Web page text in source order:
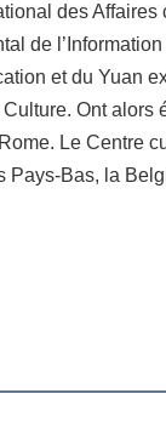
des
de
et du Yuan
Ont alors
Le Centre
Bas, la